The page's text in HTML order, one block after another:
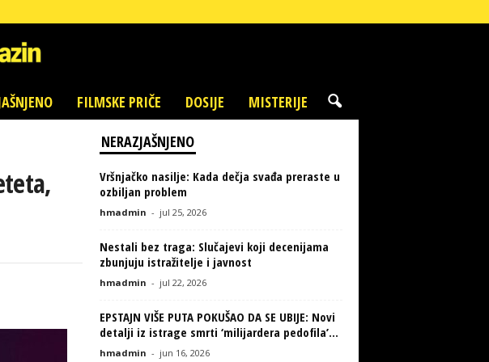
FILMSKE PRIČE DOSIJE MISTERIJE
NERAZJAŠNJENO
Vršnjačko nasilje: Kada dečja svađa preraste u
ozbiljan problem
hmadmin - jul 25, 2026
Nestali bez traga: Slučajevi koji decenijama
zbunjuju istražitelje i javnost
hmadmin - jul 22, 2026
EPSTAJN VIŠE PUTA POKUŠAO DA SE UBIJE: Novi
detalji iz istrage smrti ‘milijardera pedofila’...
hmadmin - jun 16, 2026